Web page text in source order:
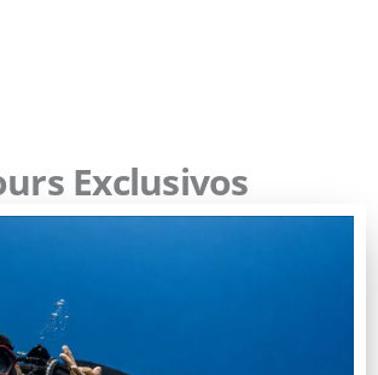
Exclusivos